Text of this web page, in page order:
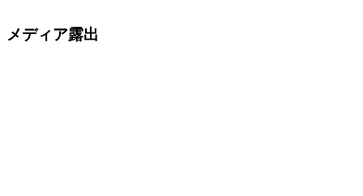
メディア露出